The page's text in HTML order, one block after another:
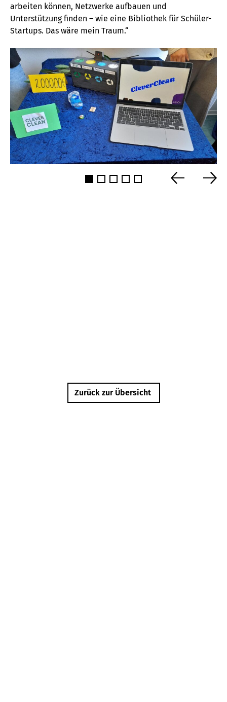
arbeiten können, Netzwerke aufbauen und
Unterstützung finden – wie eine Bibliothek für Schüler-
Startups. Das wäre mein Traum.“
Zurück zur Übersicht